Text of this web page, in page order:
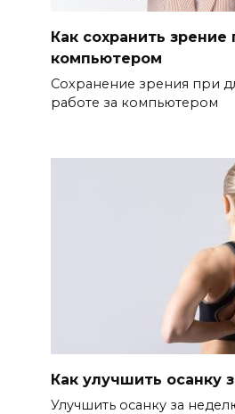
Как сохранить зрение
компьютером
Сохранение зрения при
работе за компьютером
Как улучшить осанку
Улучшить осанку за